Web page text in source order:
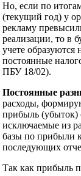
Но, если по
(текущий год) у
рекламу
реализации, то в
учете образуются
постоянные
ПБУ 18/02).
Постоянные
расходы,
прибыль (убыток)
исключаемые из
базы по прибыли
последующих
Так как прибыль